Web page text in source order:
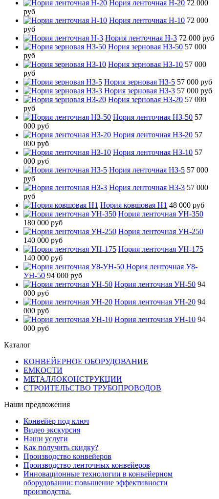
Нория ленточная Н-20 72 000
руб
Нория ленточная Н-10 72 000
руб
Нория ленточная Н-3 72 000 руб
Нория зерновая НЗ-50 57 000
руб
Нория зерновая НЗ-10 57 000
руб
Нория зерновая НЗ-5 57 000 руб
Нория зерновая НЗ-3 57 000 руб
Нория зерновая НЗ-20 57 000
руб
Нория ленточная НЗ-50 57
000 руб
Нория ленточная НЗ-20 57
000 руб
Нория ленточная НЗ-10 57
000 руб
Нория ленточная НЗ-5 57 000
руб
Нория ленточная НЗ-3 57 000
руб
Нория ковшовая Н1 48 000 руб
Нория ленточная УН-350
180 000 руб
Нория ленточная УН-250
140 000 руб
Нория ленточная УН-175
140 000 руб
Нория ленточная У8-
УН-50 94 000 руб
Нория ленточная УН-50 94
000 руб
Нория ленточная УН-20 94
000 руб
Нория ленточная УН-10 94
000 руб
Каталог
КОНВЕЙЕРНОЕ ОБОРУДОВАНИЕ
ЕМКОСТИ
МЕТАЛЛОКОНСТРУКЦИИ
СТРОИТЕЛЬСТВО ТРУБОПРОВОДОВ
Наши предложения
Конвейер под ключ
Видео экскурсия
Наши услуги
Как получить скидку?
Производство конвейеров
Производство ленточных конвейеров
Инновационные технологии в конвейерном
оборудовании: повышение эффективности
производства.